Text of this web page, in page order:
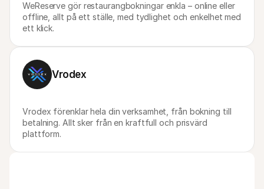
WeReserve gör restaurangbokningar enkla – online eller
offline, allt på ett ställe, med tydlighet och enkelhet med
ett klick.
Vrodex
Vrodex förenklar hela din verksamhet, från bokning till
betalning. Allt sker från en kraftfull och prisvärd
plattform.